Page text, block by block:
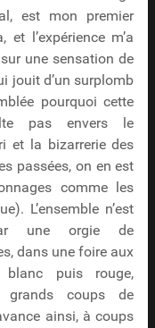
est mon premier
l’expérience m’a
une sensation de
jouit d’un surplomb
pourquoi cette
pas envers le
et la bizarrerie des
passées, on en est
comme les
L’ensemble n’est
une orgie de
dans une foire aux
blanc puis rouge,
grands coups de
ainsi, à coups